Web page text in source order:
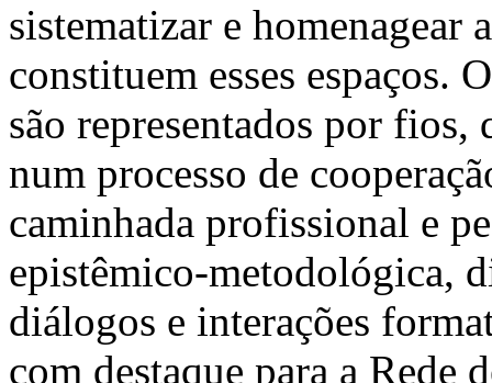
sistematizar e homenagear
constituem esses espaços.
são representados por fios,
num processo de
caminhada profissional e
epistêmico-metodológica,
diálogos e interações
com destaque para a Rede